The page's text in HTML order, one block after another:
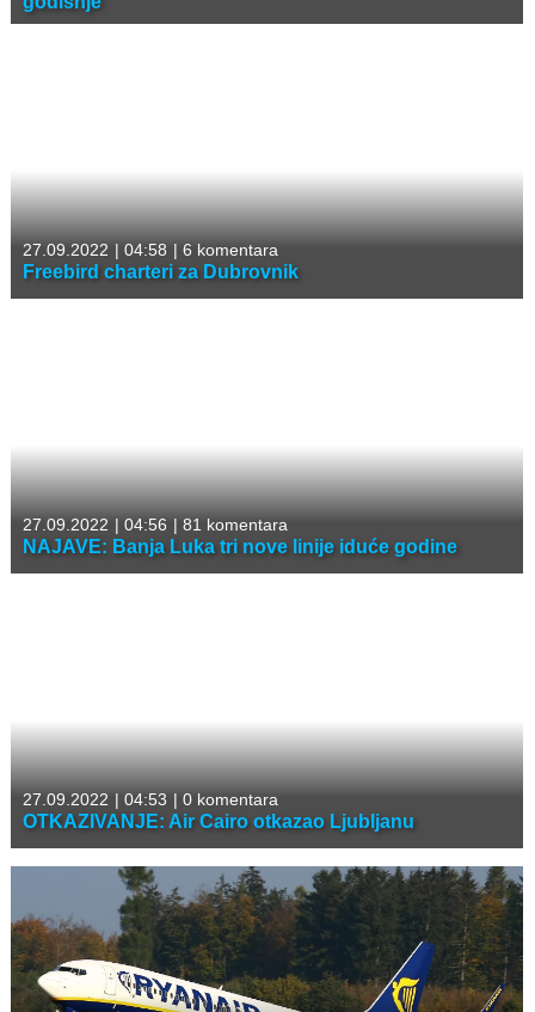
27.09.2022 | 04:58 | 6 komentara
Freebird charteri za Dubrovnik
27.09.2022 | 04:56 | 81 komentara
NAJAVE: Banja Luka tri nove linije iduće godine
27.09.2022 | 04:53 | 0 komentara
OTKAZIVANJE: Air Cairo otkazao Ljubljanu